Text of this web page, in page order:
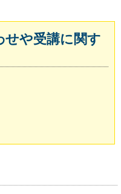
せや受講に関す